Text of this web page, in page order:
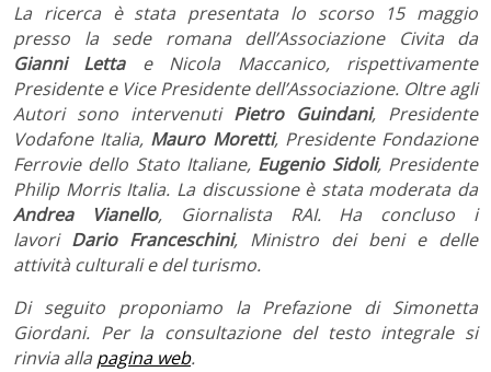
La ricerca è stata presentata lo scorso 15 maggio
presso la sede romana dell’Associazione Civita da
Gianni Lettae Nicola Maccanico, rispettivamente
Presidente e Vice Presidente dell’Associazione. Oltre agli
Autori sono intervenuti Pietro Guindani, Presidente
Vodafone Italia, Mauro Moretti, Presidente Fondazione
Ferrovie dello Stato Italiane, Eugenio Sidoli, Presidente
Philip Morris Italia. La discussione è stata moderata da
Andrea Vianello, Giornalista RAI. Ha concluso i
lavori Dario Franceschini, Ministro dei beni e delle
attività culturali e del turismo.
Di seguito proponiamo la Prefazione di Simonetta
Giordani. Per la consultazione del testo integrale si
rinvia alla pagina web.